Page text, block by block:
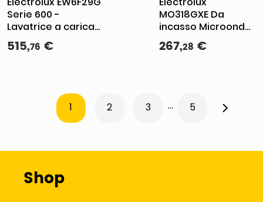
Serie 600 -
Lavatrice a carica
frontale 9 kg, 1400
rpm, Classe A,
515,76 €
MO318GXE Da
incasso Microonde
combinato 17 L 700
W Acciaio
267,28 €
1 2 3 ... 5
Shop